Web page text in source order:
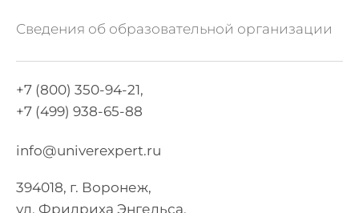
Сведения об образовательной организации
+7 (800) 350-94-21,
+7 (499) 938-65-88
info@univerexpert.ru
394018, г. Воронеж,
ул. Фридриха Энгельса,